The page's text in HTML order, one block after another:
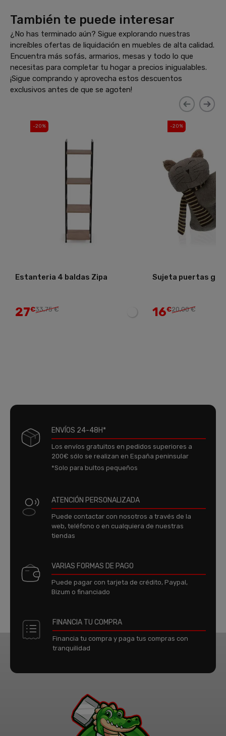
También te puede interesar
¿No has terminado aún? Sigue explorando nuestras
increíbles ofertas de liquidación en muebles de alta calidad.
Encuentra más sofás, armarios, mesas y todo lo que
necesitas para completar tu hogar a precios inigualables.
¡Sigue comprando y aprovecha estos descuentos
exclusivos antes de que se agoten!
Estanteria 4 baldas Zipa
27€33,75 €
-20%
Sujeta puertas
16€20,00 €
-20%
ENVÍOS 24-48H*
Los envíos gratuitos en pedidos superiores a
200€ sólo se realizan en España peninsular
*Solo para bultos pequeños
ATENCIÓN PERSONALIZADA
Puede contactar con nosotros a través de la
web, teléfono o en cualquiera de nuestras
tiendas
VARIAS FORMAS DE PAGO
Puede pagar con tarjeta de crédito, Paypal,
Bizum o financiado
FINANCIA TU COMPRA
Financia tu compra y paga tus compras con
tranquilidad